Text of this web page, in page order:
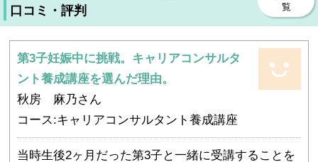
口コミ・評判
覧
第3子妊娠中に挑戦。キャリアコンサルタ
ント養成講座を選んだ理由。
秋房 麻乃さん
コース:キャリアコンサルタント養成講座
当時生後2ヶ月だった第3子と一緒に受講することを